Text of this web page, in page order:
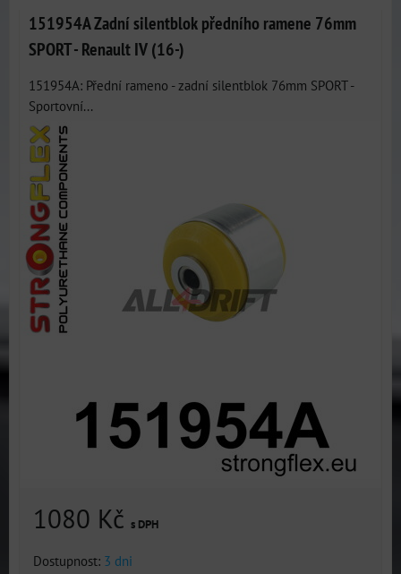
151954A Zadní silentblok předního ramene 76mm
SPORT - Renault IV (16-)
151954A: Přední rameno - zadní silentblok 76mm SPORT -
Sportovní...
1080 Kč s DPH
Dostupnost: 3 dni